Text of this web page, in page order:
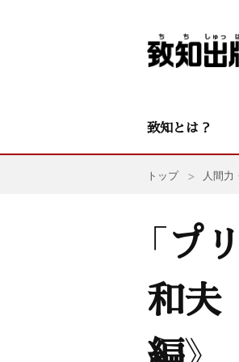
致知とは？
トップ 人間力
「
和夫